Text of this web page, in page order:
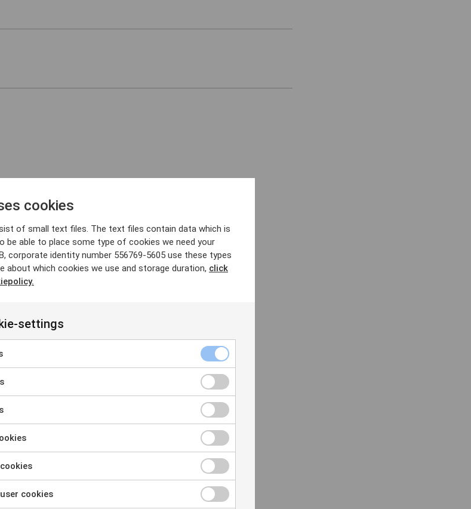
inlägg
från AI Engineer
2026
cookies
of small text files. The text files contain data which is
be able to place some type of cookies we need your
corporate identity number 556769-5605 use these types
about which cookies we use and storage duration, click
settings
cookies